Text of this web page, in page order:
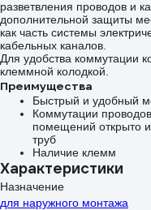
разветвления проводов и
дополнительной защиты
как часть системы
кабельных каналов.
Для удобства коммутации
клеммной колодкой.
Преимущества
Быстрый и удобный
Коммутации
помещений открыто
труб
Наличие клемм
Характеристики
Назначение
для наружного монтажа